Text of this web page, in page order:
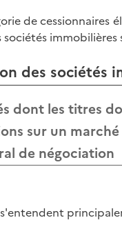
de
immobilières
des sociétés
dont les titres
sur un
de négociation
s'entendent